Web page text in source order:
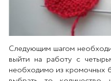
Следующим шагом
выйти на работу с
необходимо из кромочных